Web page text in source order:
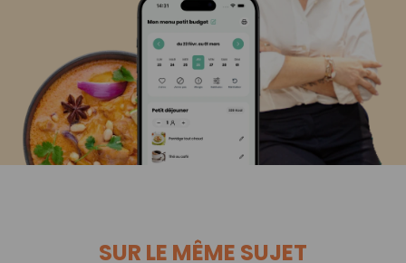
SUR LE MÊME SUJET